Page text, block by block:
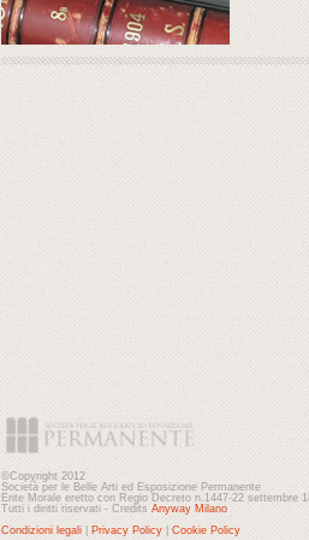
©Copyright 2012
Società per le Belle Arti ed Esposizione Permanente
Ente Morale eretto con Regio Decreto n.1447-22 settembre
Tutti i diritti riservati - Credits Anyway Milano
Condizioni legali
Privacy Policy Cookie Policy